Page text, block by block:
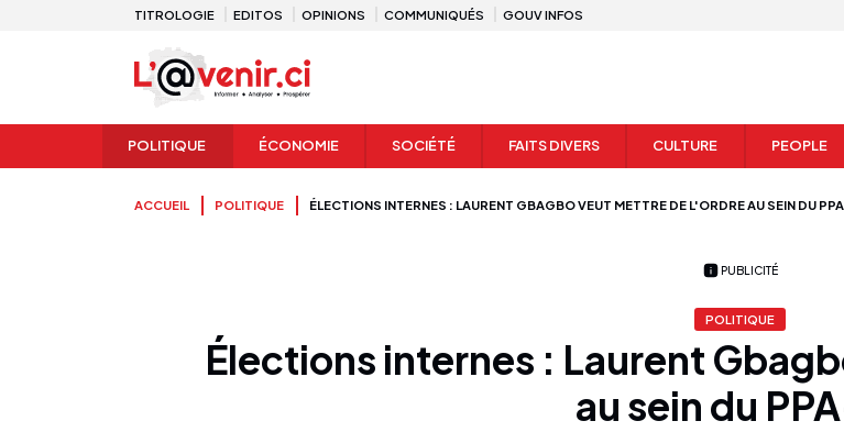
TITROLOGIE EDITOS OPINIONS COMMUNIQUÉS GOUV INFOS
POLITIQUE ÉCONOMIE SOCIÉTÉ FAITS DIVERS CULTURE PEOPLE
ACCUEIL POLITIQUE ÉLECTIONS INTERNES : LAURENT GBAGBO VEUT METTRE DE L'ORDRE AU SEIN DU
PUBLICITÉ
POLITIQUE
Élections internes : Laurent
au sein du